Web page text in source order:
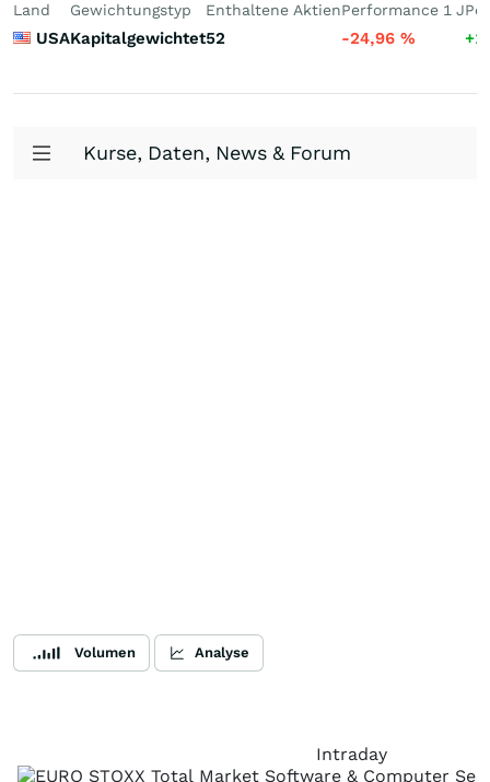
Land
USA
Gewichtungstyp
Kapitalgewichtet
Enthaltene Aktien
52
Performance 1 J
-24,96 %
Kurse, Daten, News & Forum
Volumen Analyse
Intraday